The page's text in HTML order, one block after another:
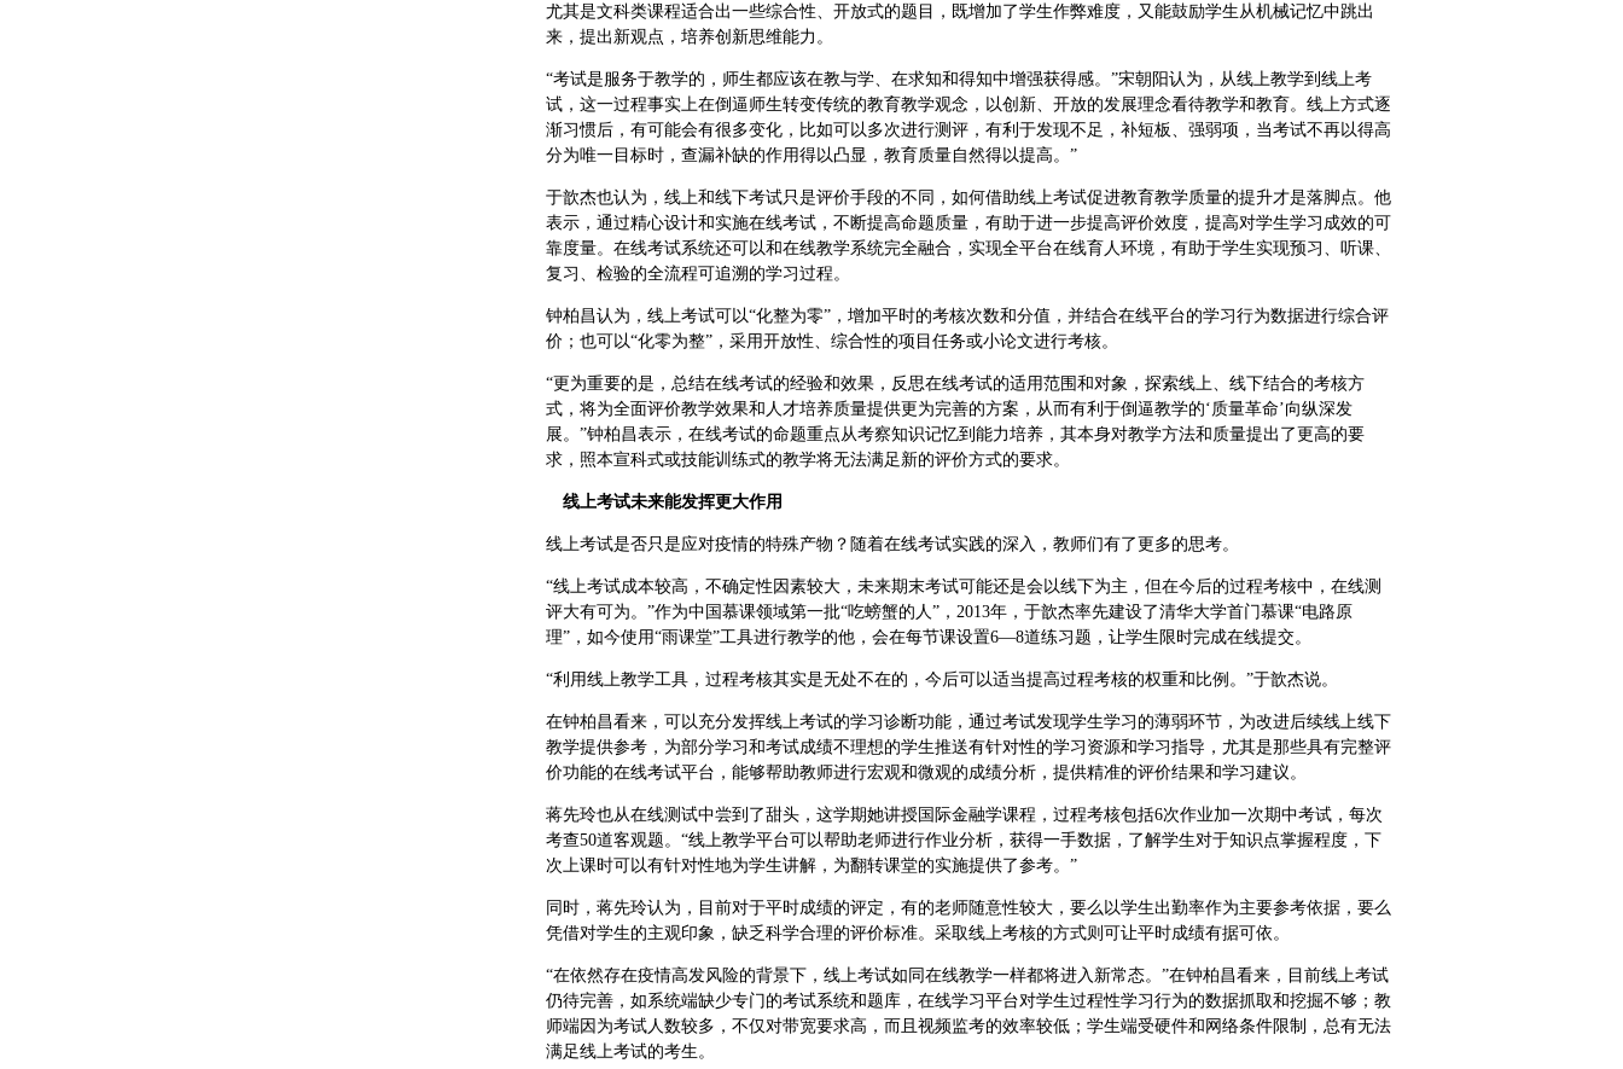
尤其是文科类课程适合出一些综合性、开放式的题目，既增加了学生作弊难度，又能鼓励学生从机械记忆中跳出
来，提出新观点，培养创新思维能力。
“考试是服务于教学的，师生都应该在教与学、在求知和得知中增强获得感。”宋朝阳认为，从线上教学到线上考
试，这一过程事实上在倒逼师生转变传统的教育教学观念，以创新、开放的发展理念看待教学和教育。线上方式逐
渐习惯后，有可能会有很多变化，比如可以多次进行测评，有利于发现不足，补短板、强弱项，当考试不再以得高
分为唯一目标时，查漏补缺的作用得以凸显，教育质量自然得以提高。”
于歆杰也认为，线上和线下考试只是评价手段的不同，如何借助线上考试促进教育教学质量的提升才是落脚点。他
表示，通过精心设计和实施在线考试，不断提高命题质量，有助于进一步提高评价效度，提高对学生学习成效的可
靠度量。在线考试系统还可以和在线教学系统完全融合，实现全平台在线育人环境，有助于学生实现预习、听课、
复习、检验的全流程可追溯的学习过程。
钟柏昌认为，线上考试可以“化整为零”，增加平时的考核次数和分值，并结合在线平台的学习行为数据进行综合评
价；也可以“化零为整”，采用开放性、综合性的项目任务或小论文进行考核。
“更为重要的是，总结在线考试的经验和效果，反思在线考试的适用范围和对象，探索线上、线下结合的考核方
式，将为全面评价教学效果和人才培养质量提供更为完善的方案，从而有利于倒逼教学的‘质量革命’向纵深发
展。”钟柏昌表示，在线考试的命题重点从考察知识记忆到能力培养，其本身对教学方法和质量提出了更高的要
求，照本宣科式或技能训练式的教学将无法满足新的评价方式的要求。
线上考试未来能发挥更大作用
线上考试是否只是应对疫情的特殊产物？随着在线考试实践的深入，教师们有了更多的思考。
“线上考试成本较高，不确定性因素较大，未来期末考试可能还是会以线下为主，但在今后的过程考核中，在线测
评大有可为。”作为中国慕课领域第一批“吃螃蟹的人”，2013年，于歆杰率先建设了清华大学首门慕课“电路原
理”，如今使用“雨课堂”工具进行教学的他，会在每节课设置6—8道练习题，让学生限时完成在线提交。
“利用线上教学工具，过程考核其实是无处不在的，今后可以适当提高过程考核的权重和比例。”于歆杰说。
在钟柏昌看来，可以充分发挥线上考试的学习诊断功能，通过考试发现学生学习的薄弱环节，为改进后续线上线下
教学提供参考，为部分学习和考试成绩不理想的学生推送有针对性的学习资源和学习指导，尤其是那些具有完整评
价功能的在线考试平台，能够帮助教师进行宏观和微观的成绩分析，提供精准的评价结果和学习建议。
蒋先玲也从在线测试中尝到了甜头，这学期她讲授国际金融学课程，过程考核包括6次作业加一次期中考试，每次
考查50道客观题。“线上教学平台可以帮助老师进行作业分析，获得一手数据，了解学生对于知识点掌握程度，下
次上课时可以有针对性地为学生讲解，为翻转课堂的实施提供了参考。”
同时，蒋先玲认为，目前对于平时成绩的评定，有的老师随意性较大，要么以学生出勤率作为主要参考依据，要么
凭借对学生的主观印象，缺乏科学合理的评价标准。采取线上考核的方式则可让平时成绩有据可依。
“在依然存在疫情高发风险的背景下，线上考试如同在线教学一样都将进入新常态。”在钟柏昌看来，目前线上考试
仍待完善，如系统端缺少专门的考试系统和题库，在线学习平台对学生过程性学习行为的数据抓取和挖掘不够；教
师端因为考试人数较多，不仅对带宽要求高，而且视频监考的效率较低；学生端受硬件和网络条件限制，总有无法
满足线上考试的考生。